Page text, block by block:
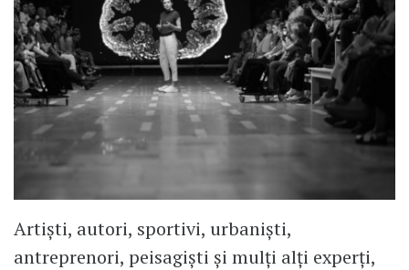
Artiști, autori, sportivi, urbaniști,
antreprenori, peisagiști și mulți alți experți,